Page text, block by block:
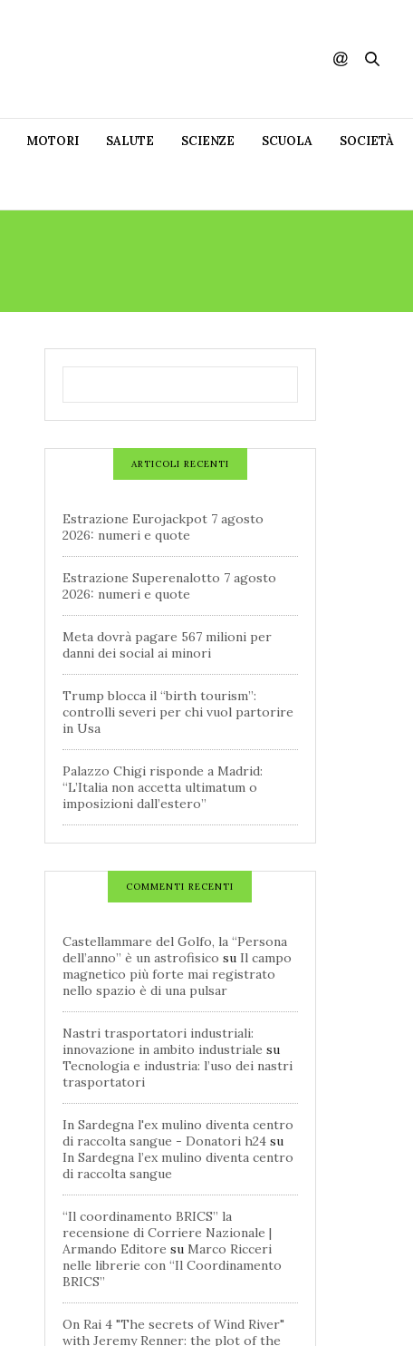
MOTORI SALUTE SCIENZE SCUOLA SOCIETÀ
ARTICOLI RECENTI
Estrazione Eurojackpot 7 agosto
2026: numeri e quote
Estrazione Superenalotto 7 agosto
2026: numeri e quote
Meta dovrà pagare 567 milioni per
danni dei social ai minori
Trump blocca il “birth tourism”:
controlli severi per chi vuol partorire
in Usa
Palazzo Chigi risponde a Madrid:
“L’Italia non accetta ultimatum o
imposizioni dall’estero”
COMMENTI RECENTI
Castellammare del Golfo, la “Persona
dell’anno” è un astrofisico su Il campo
magnetico più forte mai registrato
nello spazio è di una pulsar
Nastri trasportatori industriali:
innovazione in ambito industriale su
Tecnologia e industria: l’uso dei nastri
trasportatori
In Sardegna l'ex mulino diventa centro
di raccolta sangue - Donatori h24 su
In Sardegna l’ex mulino diventa centro
di raccolta sangue
“Il coordinamento BRICS” la
recensione di Corriere Nazionale |
Armando Editore su Marco Ricceri
nelle librerie con “Il Coordinamento
BRICS”
On Rai 4 "The secrets of Wind River"
with Jeremy Renner: the plot of the